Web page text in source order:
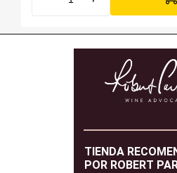
TIENDA
POR ROBERT